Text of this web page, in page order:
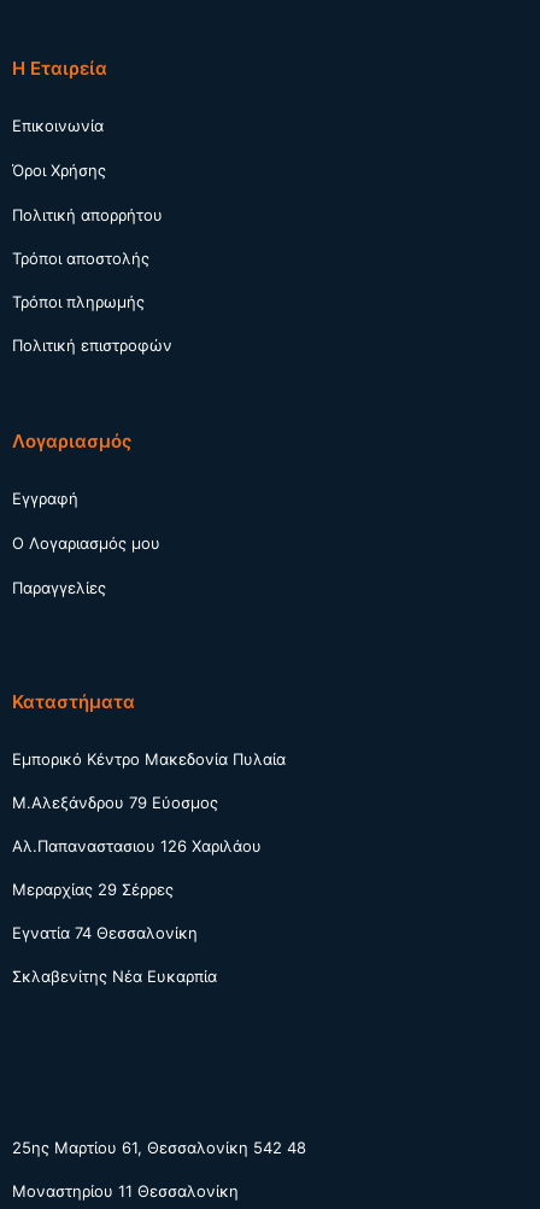
Η Εταιρεία
Επικοινωνία
Όροι Χρήσης
Πολιτική απορρήτου
Τρόποι αποστολής
Τρόποι πληρωμής
Πολιτική επιστροφών
Λογαριασμός
Εγγραφή
Ο Λογαριασμός μου
Παραγγελίες
Καταστήματα
Εμπορικό Κέντρο Μακεδονία Πυλαία
Μ.Αλεξάνδρου 79 Εύοσμος
Αλ.Παπαναστασιου 126 Χαριλάου
Μεραρχίας 29 Σέρρες
Εγνατία 74 Θεσσαλονίκη
Σκλαβενίτης Νέα Ευκαρπία
25ης Μαρτίου 61, Θεσσαλονίκη 542 48
Μοναστηρίου 11 Θεσσαλονίκη